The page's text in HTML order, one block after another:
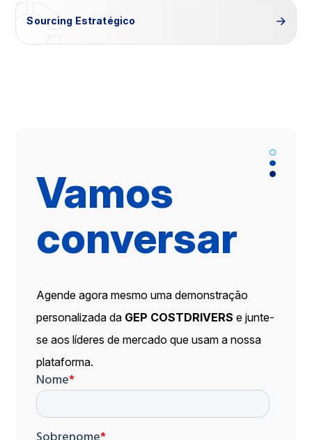
Sourcing Estratégico
Vamos
conversar
Agende agora mesmo uma demonstração
personalizada da GEP COSTDRIVERS e junte-
se aos líderes de mercado que usam a nossa
plataforma.